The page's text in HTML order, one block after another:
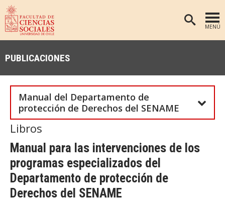
MENÚ
DEPARTAMENTOS
ANTROPOLOGÍA
EDUCACIÓN
SOCIOLOGÍA
TRABAJO SOCIAL
PREGRADO
POSTGRADO
PUBLICACIONES
EXTENSIÓN
BIBLIOTECA
PUBLICACIONES
Manual del Departamento de
protección de Derechos del SENAME
Libros
Manual para las intervenciones de los
programas especializados del
Departamento de protección de
Derechos del SENAME